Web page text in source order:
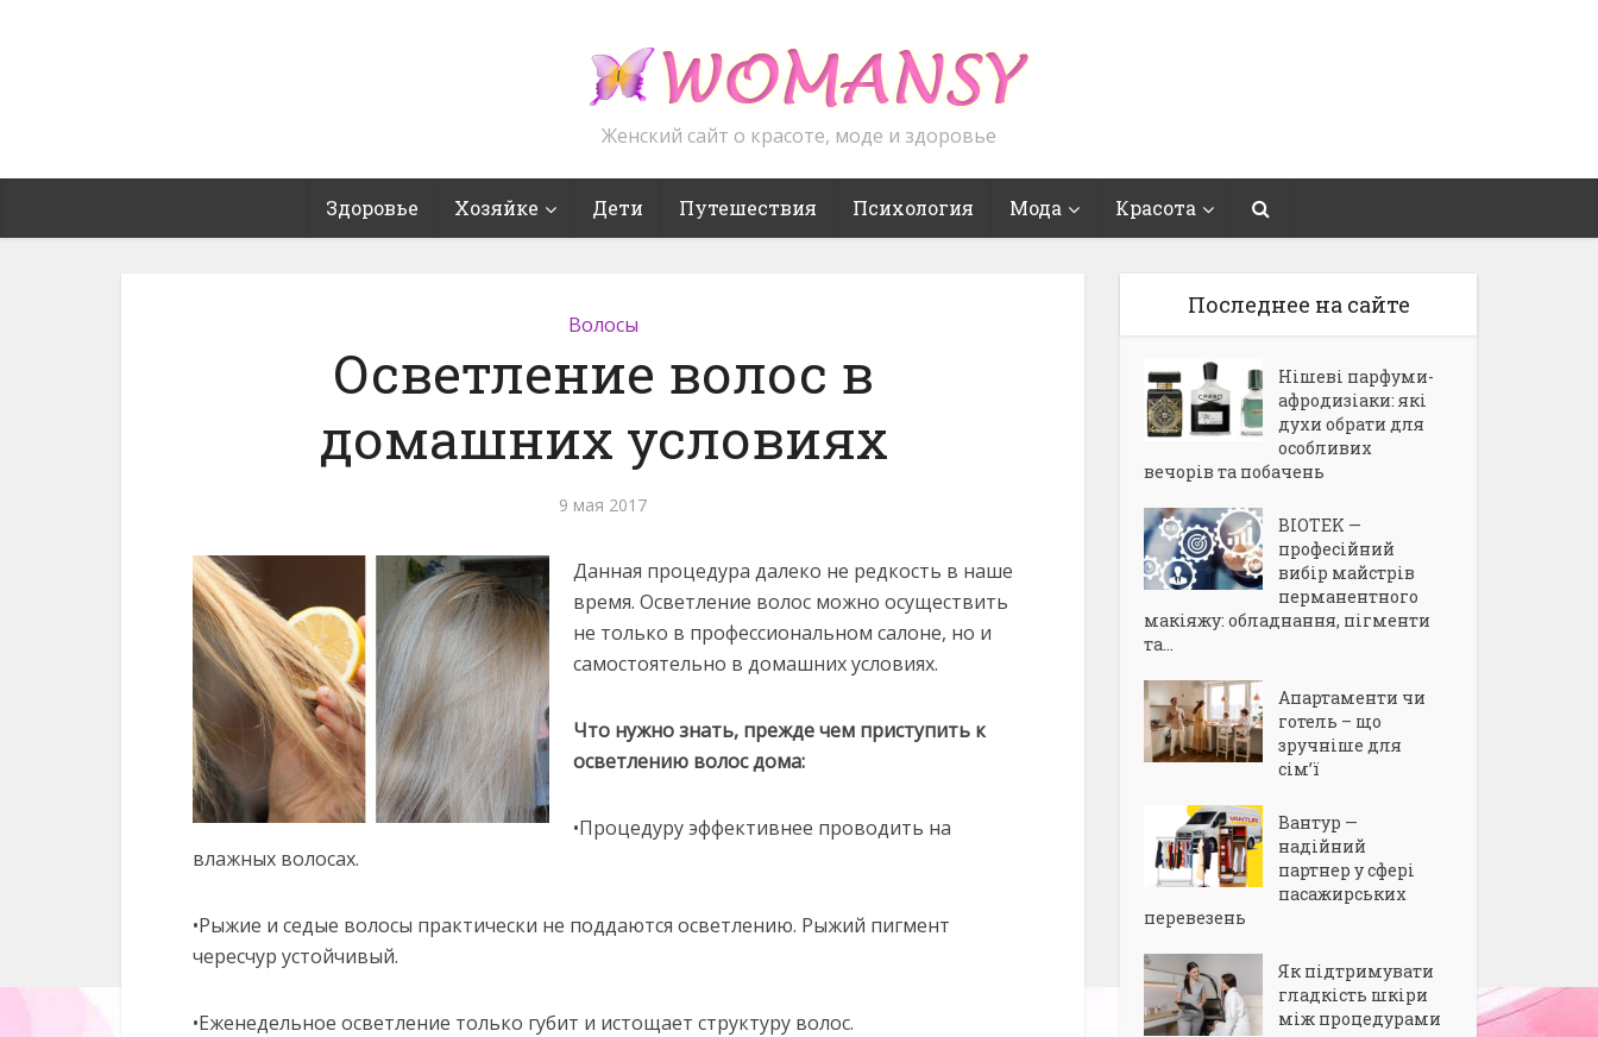
Женский сайт о красоте, моде и здоровье
Здоровье Хозяйке Дети Путешествия Психология Мода Красота
Волосы
Осветление волос в
домашних условиях
9 мая 2017
Данная процедура далеко не редкость в наше
время. Осветление волос можно осуществить
не только в профессиональном салоне, но и
самостоятельно в домашних условиях.
Что нужно знать, прежде чем приступить к
осветлению волос дома:
•Процедуру эффективнее проводить на
влажных волосах.
•Рыжие и седые волосы практически не поддаются осветлению. Рыжий пигмент
чересчур устойчивый.
•Еженедельное осветление только губит и истощает структуру волос.
Последнее на сайте
Нішеві парфуми-
афродизіаки: які
духи обрати для
особливих
вечорів та побачень
BIOTEK —
професійний
вибір майстрів
перманентного
макіяжу: обладнання, пігменти
та...
Апартаменти чи
готель – що
зручніше для
сім’ї
Вантур —
надійний
партнер у сфері
пасажирських
перевезень
Як підтримувати
гладкість шкіри
між процедурами